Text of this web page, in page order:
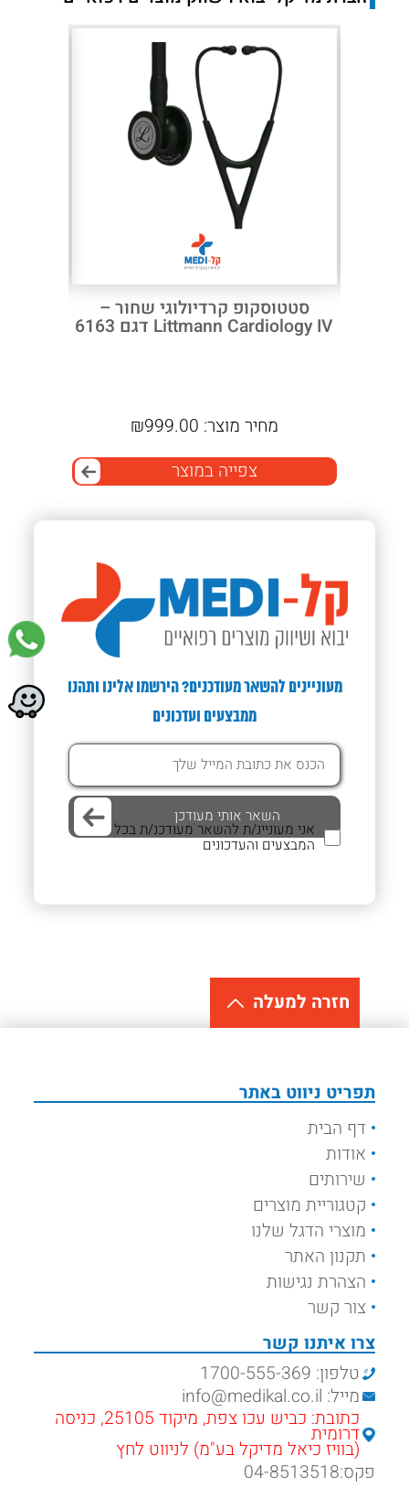
סטטוסקופ קרדיולוגי שחור –
Littmann Cardiology IV דגם 6163
מחיר מוצר: ₪999.00
צפייה במוצר
מעוניינים להשאר מעודכנים? הירשמו אלינו ותהנו
ממבצעים ועדכונים
אני מעוניינ/ת להשאר מעודכנ/ת בכל
המבצעים והעדכונים
חזרה למעלה
תפריט ניווט באתר
דף הבית
אודות
שירותים
קטגוריית מוצרים
מוצרי הדגל שלנו
תקנון האתר
הצהרת נגישות
צור קשר
צרו איתנו קשר
טלפון: 1700-555-369
מייל: info@medikal.co.il
כתובת: כביש עכו צפת, מיקוד 25105, כניסה
דרומית
(בוויז כיאל מדיקל בע"מ) לניווט לחץ
פקס:04-8513518